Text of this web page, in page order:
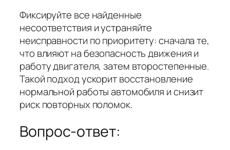
Фиксируйте все найденные
несоответствия и устраняйте
неисправности по приоритету: сначала те,
что влияют на безопасность движения и
работу двигателя, затем второстепенные.
Такой подход ускорит восстановление
нормальной работы автомобиля и снизит
риск повторных поломок.
Вопрос-ответ: